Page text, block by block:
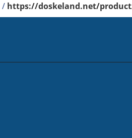
/ https://doskeland.net/